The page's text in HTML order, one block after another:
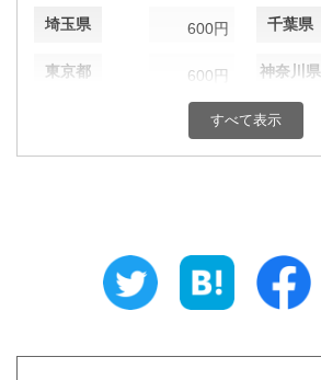
埼玉県 600円 千葉県
東京都 600円 神奈川県
600円 富山県
静岡県
600円 三重県
滋賀県 600円 京都府
すべて表示